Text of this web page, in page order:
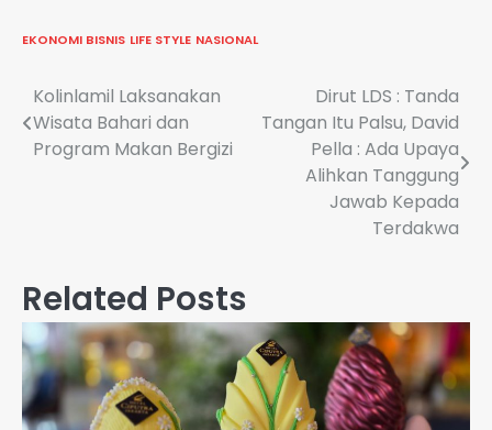
EKONOMI BISNIS LIFE STYLE NASIONAL
Navigasi
pos
Kolinlamil Laksanakan
Wisata Bahari dan
Program Makan Bergizi
Dirut LDS : Tanda
Tangan Itu Palsu, David
Pella : Ada Upaya
Alihkan Tanggung
Jawab Kepada
Terdakwa
Related Posts